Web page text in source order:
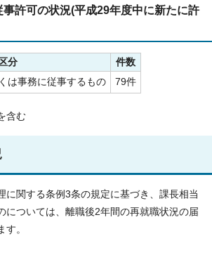
許可の状況(平成29年度中に新たに許
区分
件数
は事務に従事するもの
79件
含む
に関する条例3条の規定に基づき、課長相当
については、離職後2年間の再就職状況の届
。